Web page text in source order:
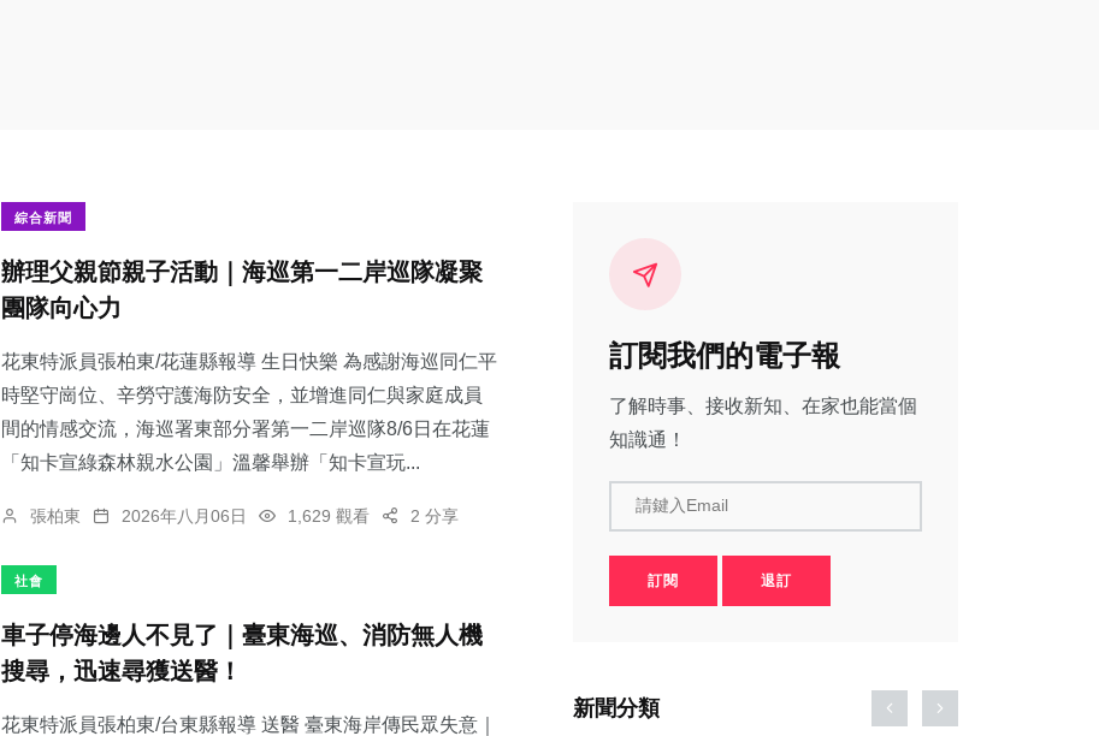
綜合新聞
辦理父親節親子活動｜海巡第一二岸巡隊凝聚
團隊向心力
花東特派員張柏東/花蓮縣報導 生日快樂 為感謝海巡同仁平
時堅守崗位、辛勞守護海防安全，並增進同仁與家庭成員
間的情感交流，海巡署東部分署第一二岸巡隊8/6日在花蓮
「知卡宣綠森林親水公園」溫馨舉辦「知卡宣玩...
張柏東 2026年八月06日 1,629 觀看 2 分享
社會
車子停海邊人不見了｜臺東海巡、消防無人機
搜尋，迅速尋獲送醫！
花東特派員張柏東/台東縣報導 送醫 臺東海岸傳民眾失意｜
訂閱我們的電子報
了解時事、接收新知、在家也能當個
知識通！
請鍵入Email
訂閱 退訂
新聞分類